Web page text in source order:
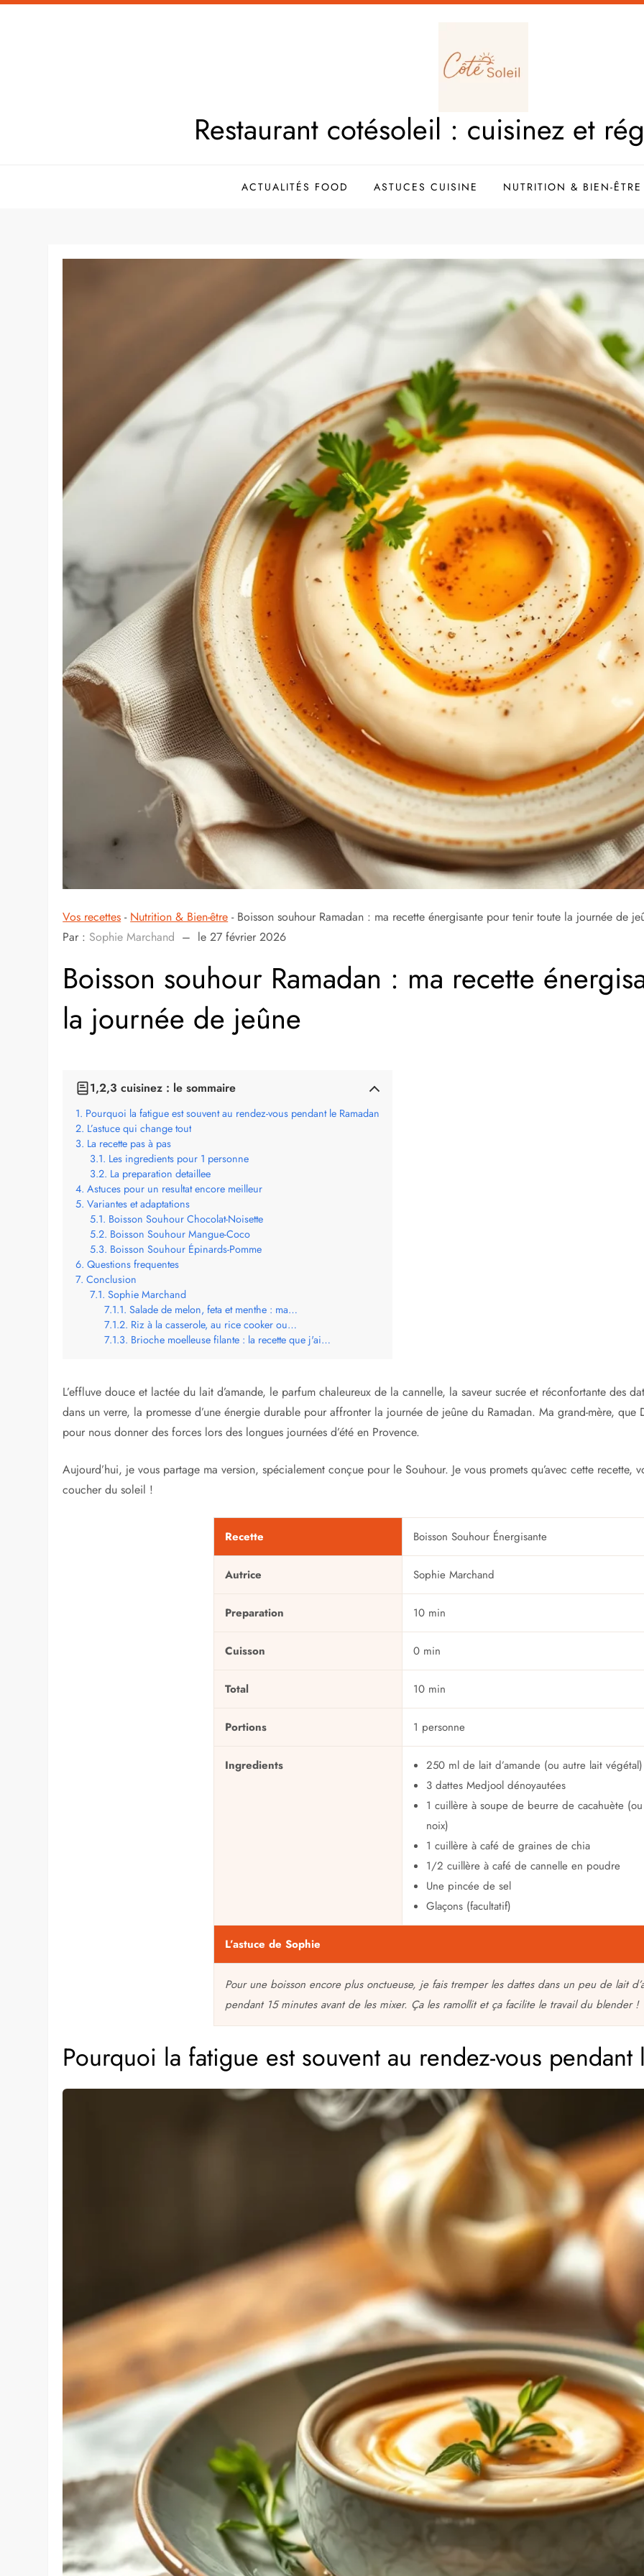
Skip
Restaurant cotésoleil : cuisinez et
ACTUALITÉS FOOD ASTUCES CUISINE NUTRITION & BIEN-ÊTRE
Vos recettes - Nutrition & Bien-être - Boisson souhour Ramadan : ma recette énergisante pour tenir toute la journée de
Par : Sophie Marchand – le 27 février 2026
Boisson souhour Ramadan : ma recette
la journée de jeûne
1,2,3 cuisinez : le sommaire
Pourquoi la fatigue est souvent au rendez-vous pendant le Ramadan
L’astuce qui change tout
La recette pas à pas
Les ingredients pour 1 personne
La preparation detaillee
Astuces pour un resultat encore meilleur
Variantes et adaptations
Boisson Souhour Chocolat-Noisette
Boisson Souhour Mangue-Coco
Boisson Souhour Épinards-Pomme
Questions frequentes
Conclusion
Sophie Marchand
Salade de melon, feta et menthe : ma…
Riz à la casserole, au rice cooker ou…
Brioche moelleuse filante : la recette que j'ai…
L’effluve douce et lactée du lait d’amande, le parfum chaleureux de la cannelle, la saveur sucrée et réconfortante des
dans un verre, la promesse d’une énergie durable pour affronter la journée de jeûne du Ramadan. Ma grand-mère,
pour nous donner des forces lors des longues journées d’été en Provence.
Aujourd’hui, je vous partage ma version, spécialement conçue pour le Souhour. Je vous promets qu’avec cette recette,
coucher du soleil !
Recette Boisson Souhour Énergisante
Autrice Sophie Marchand
Preparation 10 min
Cuisson 0 min
Total 10 min
Portions 1 personne
Ingredients
250 ml de lait d’amande (ou autre lait végétal)
3 dattes Medjool dénoyautées
1 cuillère à soupe de beurre de cacahuète
noix)
1 cuillère à café de graines de chia
1/2 cuillère à café de cannelle en poudre
Une pincée de sel
Glaçons (facultatif)
L’astuce de Sophie
Pour une boisson encore plus onctueuse, je fais tremper les dattes dans un peu de lait
pendant 15 minutes avant de les mixer. Ça les ramollit et ça facilite le travail du blender !
Pourquoi la fatigue est souvent au rendez-vous pendant